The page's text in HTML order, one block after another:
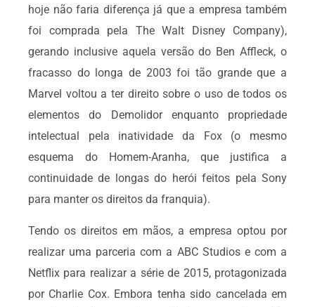
hoje não faria diferença já que a empresa também
foi comprada pela The Walt Disney Company),
gerando inclusive aquela versão do Ben Affleck, o
fracasso do longa de 2003 foi tão grande que a
Marvel voltou a ter direito sobre o uso de todos os
elementos do Demolidor enquanto propriedade
intelectual pela inatividade da Fox (o mesmo
esquema do Homem-Aranha, que justifica a
continuidade de longas do herói feitos pela Sony
para manter os direitos da franquia).
Tendo os direitos em mãos, a empresa optou por
realizar uma parceria com a ABC Studios e com a
Netflix para realizar a série de 2015, protagonizada
por Charlie Cox. Embora tenha sido cancelada em